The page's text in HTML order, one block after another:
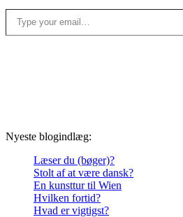
Type your email…
Nyeste blogindlæg:
Læser du (bøger)?
Stolt af at være dansk?
En kunsttur til Wien
Hvilken fortid?
Hvad er vigtigst?